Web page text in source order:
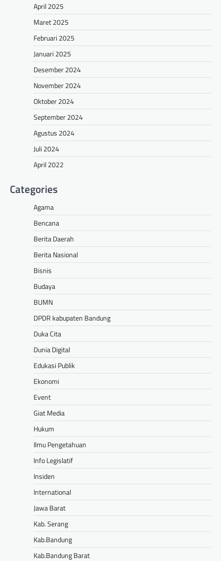
April 2025
Maret 2025
Februari 2025
Januari 2025
Desember 2024
November 2024
Oktober 2024
September 2024
Agustus 2024
Juli 2024
April 2022
Categories
Agama
Bencana
Berita Daerah
Berita Nasional
Bisnis
Budaya
BUMN
DPDR kabupaten Bandung
Duka Cita
Dunia Digital
Edukasi Publik
Ekonomi
Event
Giat Media
Hukum
Ilmu Pengetahuan
Info Legislatif
Insiden
International
Jawa Barat
Kab. Serang
Kab.Bandung
Kab.Bandung Barat